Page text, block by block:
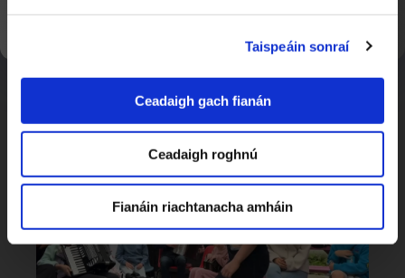
Taispeáin sonraí
Ceadaigh gach fianán
Ceadaigh roghnú
Fianáin riachtanacha amháin